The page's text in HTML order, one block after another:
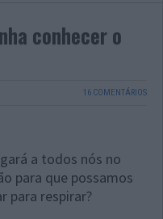
conhecer o
16 COMENTÁRIOS
a todos nós no
para que possamos
para respirar?